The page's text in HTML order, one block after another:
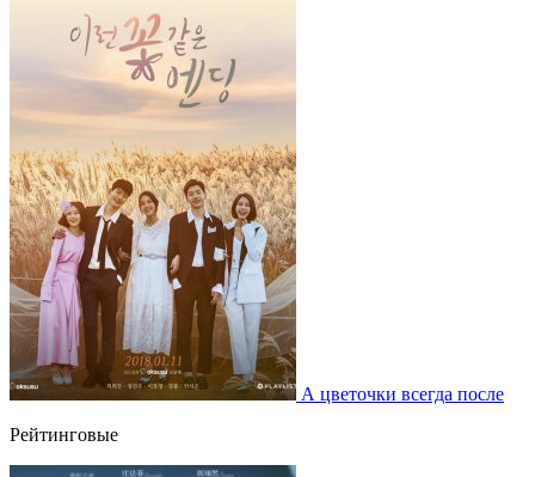
А цветочки всегда после
Рейтинговые